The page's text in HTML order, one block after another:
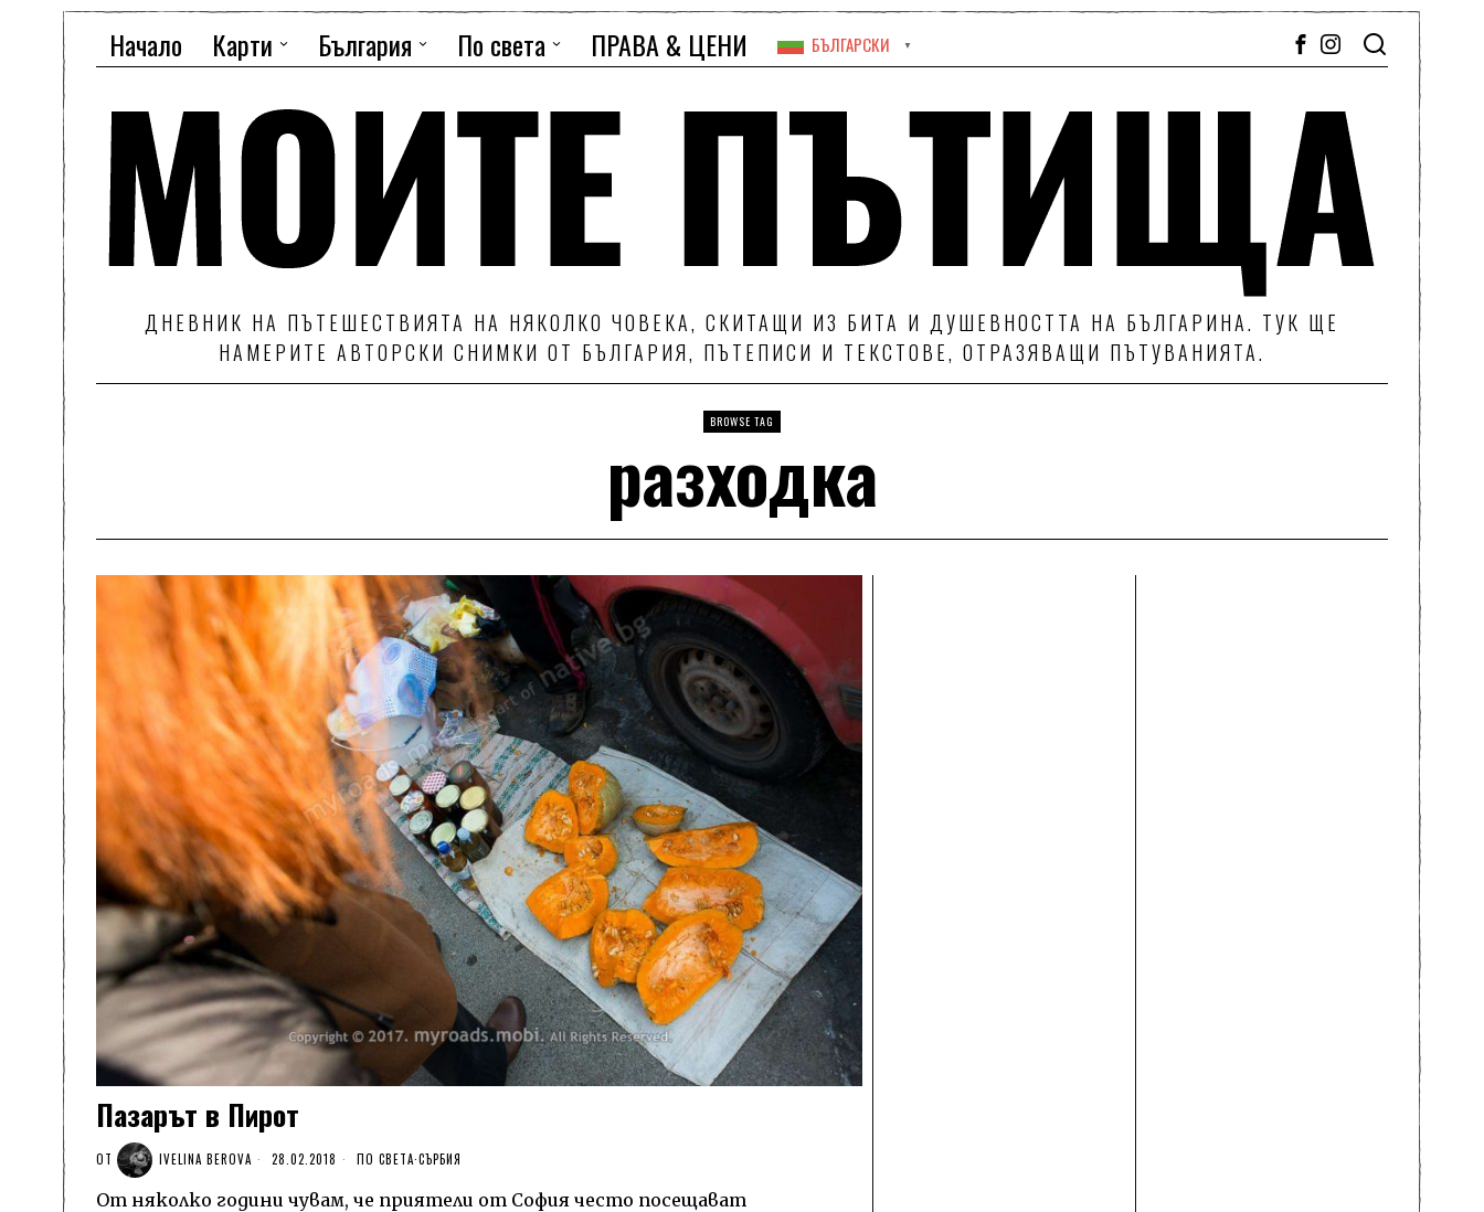
Начало Карти България По света ПРАВА & ЦЕНИ БЪЛГАРСКИ ▼
ДНЕВНИК НА ПЪТЕШЕСТВИЯТА НА НЯКОЛКО ЧОВЕКА, СКИТАЩИ ИЗ БИТА И ДУШЕВНОСТТА НА БЪЛГАРИНА. ТУК ЩЕ
НАМЕРИТЕ АВТОРСКИ СНИМКИ ОТ БЪЛГАРИЯ, ПЪТЕПИСИ И ТЕКСТОВЕ, ОТРАЗЯВАЩИ ПЪТУВАНИЯТА.
BROWSE TAG
разходка
Пазарът в Пирот
ОТ IVELINA BEROVA 28.02.2018 ПО СВЕТА·СЪРБИЯ
От няколко години чувам, че приятели от София често посещават